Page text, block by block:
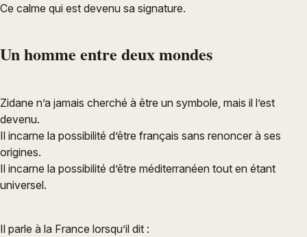
Ce calme qui est devenu sa signature.
Un homme entre deux mondes
Zidane n’a jamais cherché à être un symbole, mais il l’est
devenu.
Il incarne la possibilité d’être français sans renoncer à ses
origines.
Il incarne la possibilité d’être méditerranéen tout en étant
universel.
Il parle à la France lorsqu’il dit :